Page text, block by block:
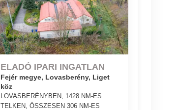
ELADÓ IPARI INGATLAN
Fejér megye, Lovasberény, Liget
köz
LOVASBERÉNYBEN, 1428 NM-ES
TELKEN, ÖSSZESEN 306 NM-ES